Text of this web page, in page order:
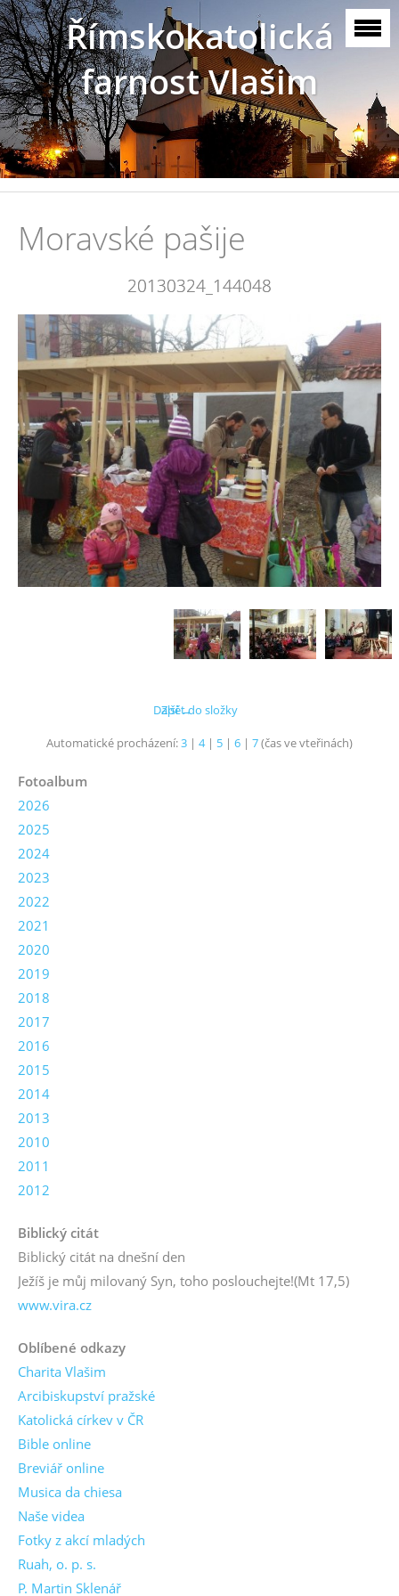
Římskokatolická
farnost Vlašim
Moravské pašije
20130324_144048
Další →
Zpět do složky
Automatické procházení:3 | 4| 5 | 6 | 7(čas ve vteřinách)
Fotoalbum
2026
2025
2024
2023
2022
2021
2020
2019
2018
2017
2016
2015
2014
2013
2010
2011
2012
Biblický citát
Biblický citát na dnešní den
Ježíš je můj milovaný Syn, toho poslouchejte!(Mt 17,5)
www.vira.cz
Oblíbené odkazy
Charita Vlašim
Arcibiskupství pražské
Katolická církev v ČR
Bible online
Breviář online
Musica da chiesa
Naše videa
Fotky z akcí mladých
Ruah, o. p. s.
P. Martin Sklenář